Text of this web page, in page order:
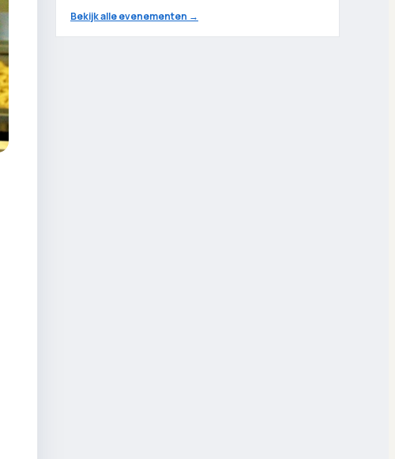
Bekijk alle evenementen →